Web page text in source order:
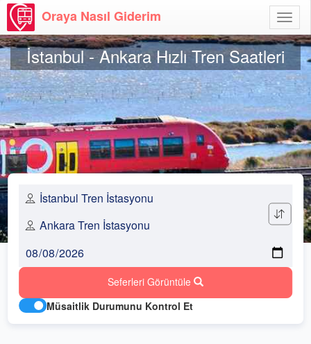
Aç
Oraya Nasıl Giderim
İstanbul - Ankara Hızlı Tren Saatleri
Seferleri Görüntüle
Müsaitlik Durumunu Kontrol Et